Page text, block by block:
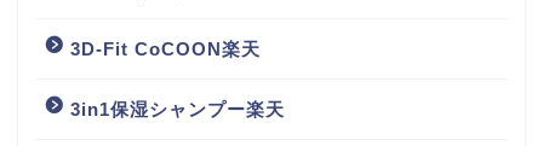
3D-Fit CoCOON楽天
3in1保湿シャンプー楽天